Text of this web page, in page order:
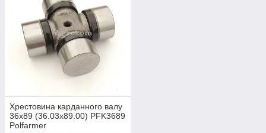
Хрестовина карданного валу
36x89 (36.03x89.00) PFK3689
Polfarmer